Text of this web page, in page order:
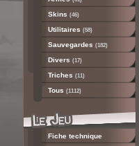
Skins (46)
Utilitaires (58)
Sauvegardes (182)
Divers (17)
Triches (11)
Tous (1112)
Fiche technique